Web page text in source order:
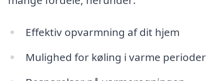
Effektiv opvarmning af dit hjem
Mulighed for køling i varme perioder